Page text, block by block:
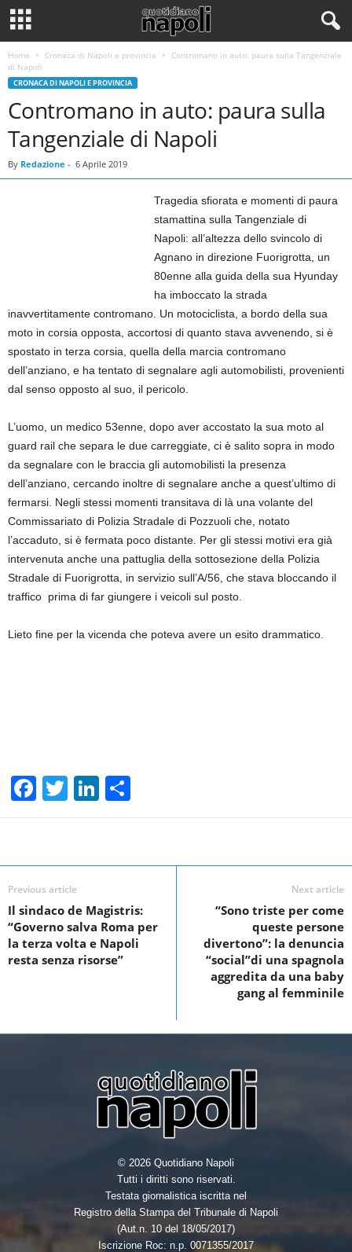
Home Cronaca di Napoli e provincia
Contromano in auto: paura sulla Tangenziale
di Napoli
CRONACA DI NAPOLI E PROVINCIA
Contromano in auto: paura sulla
Tangenziale di Napoli
By Redazione - 6 Aprile 2019
Tragedia sfiorata e momenti di paura
stamattina sulla Tangenziale di
Napoli: all’altezza dello svincolo di
Agnano in direzione Fuorigrotta, un
80enne alla guida della sua Hyunday
ha imboccato la strada
inavvertitamente contromano. Un motociclista, a bordo della sua
moto in corsia opposta, accortosi di quanto stava avvenendo, si è
spostato in terza corsia, quella della marcia contromano
dell’anziano, e ha tentato di segnalare agli automobilisti, provenienti
dal senso opposto al suo, il pericolo.
L’uomo, un medico 53enne, dopo aver accostato la sua moto al
guard rail che separa le due carreggiate, ci è salito sopra in modo
da segnalare con le braccia gli automobilisti la presenza
dell’anziano, cercando inoltre di segnalare anche a quest’ultimo di
fermarsi. Negli stessi momenti transitava di là una volante del
Commissariato di Polizia Stradale di Pozzuoli che, notato
l’accaduto, si è fermata poco distante. Per gli stessi motivi era già
intervenuta anche una pattuglia della sottosezione della Polizia
Stradale di Fuorigrotta, in servizio sull’A/56, che stava bloccando il
traffico prima di far giungere i veicoli sul posto.
Lieto fine per la vicenda che poteva avere un esito drammatico.
F
a
e
b
o
o
k
T
wi
er
Li
n
e
n
h
e
Previous article
Il sindaco de Magistris:
“Governo salva Roma per
la terza volta e Napoli
resta senza risorse”
Next article
“Sono triste per come
queste persone
divertono”: la denuncia
“social”di una spagnola
aggredita da una baby
gang al femminile
© 2026 Quotidiano Napoli
Tutti i diritti sono riservati.
Testata giornalistica iscritta nel
Registro della Stampa del Tribunale di Napoli
(Aut.n. 10 del 18/05/2017)
Iscrizione Roc: n.p. 0071355/2017